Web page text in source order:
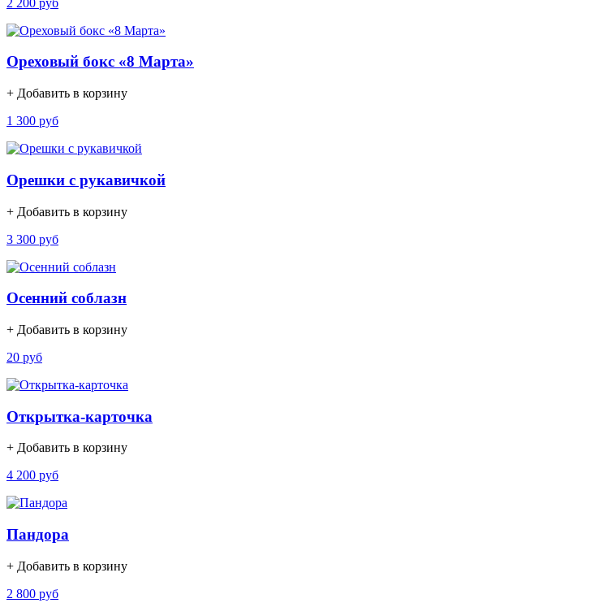
Ореховый бокс «8 Марта»
+ Добавить в корзину
1 300 руб
Орешки с рукавичкой
+ Добавить в корзину
3 300 руб
Осенний соблазн
+ Добавить в корзину
20 руб
Открытка-карточка
+ Добавить в корзину
4 200 руб
Пандора
+ Добавить в корзину
2 800 руб